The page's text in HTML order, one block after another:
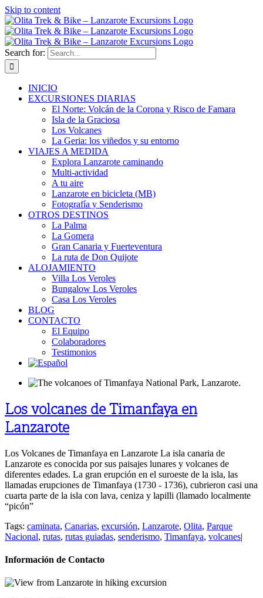
Skip to content
Search for:
INICIO
EXCURSIONES DIARIAS
El Norte: Volcán de la Corona y Risco de Famara
Isla de la Graciosa
Los Volcanes
La Geria: los viñedos y su entorno
VIAJES A MEDIDA
Explora Lanzarote caminando
Multi-actividad
A tu aire
Lanzarote en bicicleta (MB)
Fotografía y Senderismo
OTROS DESTINOS
La Palma
La Gomera
Gran Canaria y Fuerteventura
La ruta de Don Quijote
ALOJAMIENTO
Villa Los Veroles
Bungalow Los Veroles
Casa Los Veroles
BLOG
CONTACTO
El Equipo
Colaboradores
Testimonios
Los volcanes de Timanfaya en
Lanzarote
Los Volcanes de Timanfaya en Lanzarote La isla canaria de
Lanzarote es conocida por sus paisajes lunares y volcanes de
diferentes edades. La gran erupción en el suroeste de la isla, las
llamadas erupciones de Timanfaya (1730 - 1736), cubrieron casi una
cuarta parte de la isla con lava, ceniza y lapilli (llamado localmente
“picón”
Tags: caminata, Canarias, excursión, Lanzarote, Olita, Parque
Nacional, rutas, rutas guiadas, senderismo, Timanfaya, volcanes|
Información de Contacto